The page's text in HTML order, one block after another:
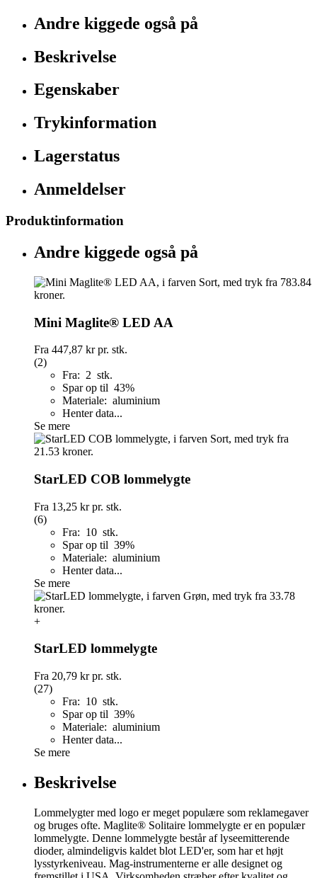
Andre kiggede også på
Beskrivelse
Egenskaber
Trykinformation
Lagerstatus
Anmeldelser
Produktinformation
Andre kiggede også på
Mini Maglite® LED AA
Fra 447,87 krpr. stk.
(2)
Fra: 2 stk.
Spar op til 43%
Materiale: aluminium
Henter data...
Se mere
StarLED COB lommelygte
Fra 13,25 krpr. stk.
(6)
Fra: 10 stk.
Spar op til 39%
Materiale: aluminium
Henter data...
Se mere
+
StarLED lommelygte
Fra 20,79 krpr. stk.
(27)
Fra: 10 stk.
Spar op til 39%
Materiale: aluminium
Henter data...
Se mere
Beskrivelse
Lommelygter med logo er meget populære som reklamegaver
og bruges ofte. Maglite® Solitaire lommelygte er en populær
lommelygte. Denne lommelygte består af lyseemitterende
dioder, almindeligvis kaldet blot LED'er, som har et højt
lysstyrkeniveau. Mag-instrumenterne er alle designet og